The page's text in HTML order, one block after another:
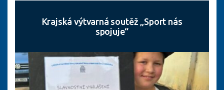
Krajská výtvarná soutěž „Sport nás
spojuje“